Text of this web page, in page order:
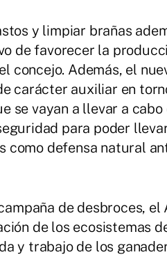
y limpiar brañas
de favorecer la
concejo. Además, el
carácter auxiliar en
se vayan a llevar a
para poder
como defensa natural
de desbroces,
de los ecosistemas
y trabajo de los